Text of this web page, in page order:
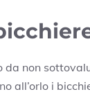
non
all’orlo i